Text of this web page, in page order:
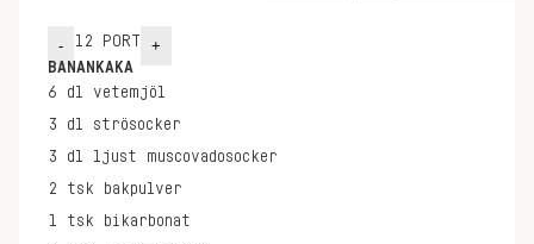
- 12 PORT +
BANANKAKA
6 dl
vetemjöl
3 dl
strösocker
3 dl
ljust muscovadosocker
2 tsk
bakpulver
1 tsk
bikarbonat